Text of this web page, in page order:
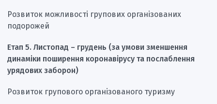
Розвиток можливості групових організованих
подорожей
Етап 5. Листопад – грудень (за умови зменшення
динаміки поширення коронавірусу та послаблення
урядових заборон)
Розвиток групового організованого туризму